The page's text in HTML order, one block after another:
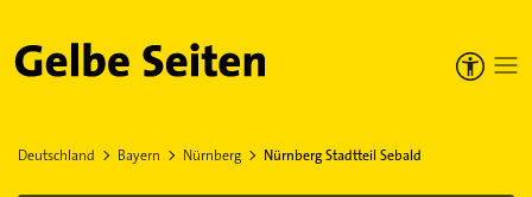
Gelbe Seiten
Deutschland Bayern Nürnberg Nürnberg Stadtteil Sebald